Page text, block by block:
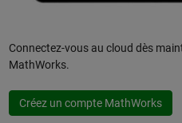
Connectez-vous au cloud dès
MathWorks.
Créez un compte MathWorks